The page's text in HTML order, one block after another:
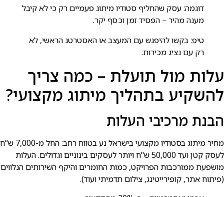
דוגמה: עסק שהחליף סטודיו מיתוג פעמיים רק כי לא קיבל
מענה מהיר – הפסיד זמן וכסף יקר.
טיפ: בקשו להיפגש עם המעצב או האסטרטג הראשי, לא
רק עם נציג מכירות.
עלות מול תועלת – כמה צריך
להשקיע בתהליך מיתוג מקצועי?
הבנת מרכיבי העלות
מחיר מיתוג בסטודיו מקצועי בישראל נע בטווח רחב: החל מ-7,000 ש"ח
לעסק קטן ועד 50,000 ש"ח ויותר לעסקים בינוניים וגדולים. העלות
מושפעת ממורכבות הפרויקט, כמות החומרים והיקף השירותים הנלווים
(פיתוח אתר, קופירייטינג, צילום תדמיתי ועוד).